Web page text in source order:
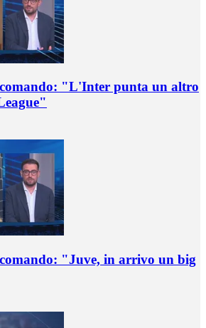
"L'Inter punta un altro
"Juve, in arrivo un big